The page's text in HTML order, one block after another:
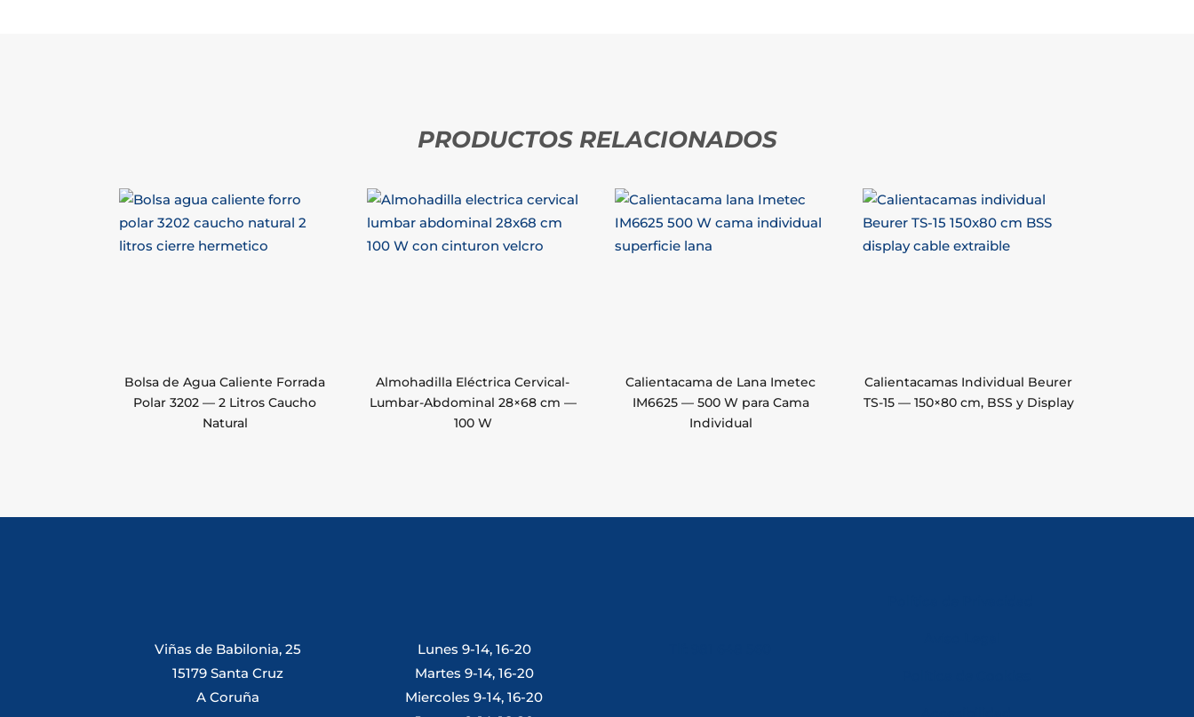
PRODUCTOS RELACIONADOS
Bolsa de Agua Caliente Forrada
Polar 3202 — 2 Litros Caucho
Natural
Almohadilla Eléctrica Cervical-
Lumbar-Abdominal 28×68 cm —
100 W
Calientacama de Lana Imetec
IM6625 — 500 W para Cama
Individual
Calientacamas Individual Beurer
TS-15 — 150×80 cm, BSS y Display
Viñas de Babilonia, 25
15179 Santa Cruz
A Coruña
Lunes 9-14, 16-20
Martes 9-14, 16-20
Miercoles 9-14, 16-20